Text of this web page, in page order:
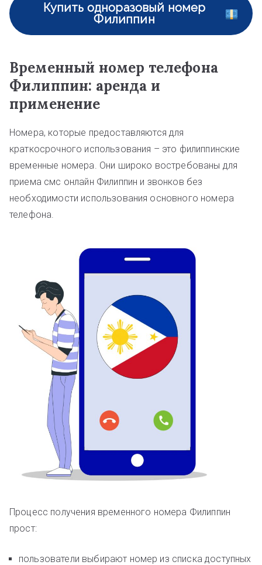
Купить одноразовый номер
Филиппин
Временный номер телефона
Филиппин: аренда и
применение
Номера, которые предоставляются для
краткосрочного использования – это филиппинские
временные номера. Они широко востребованы для
приема смс онлайн Филиппин и звонков без
необходимости использования основного номера
телефона.
Процесс получения временного номера Филиппин
прост:
пользователи выбирают номер из списка доступных